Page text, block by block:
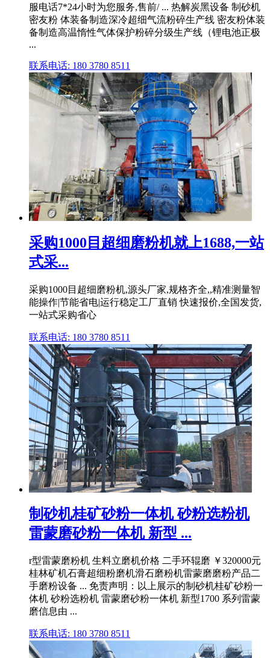
服电话7*24小时为您服务,售前/ ... 热解炭黑设备 制砂机
密友粉 体装备制造深冷超细气流粉碎生产线 密友粉体装
备制造高温惰性气体保护粉碎分级生产线（锂电池正极
...
联系电话: 180 3780 8511
采购1000目超细磨粉机就上1688,一站
式采...
采购1000目超细磨粉机,源头厂家,规格齐全,,精准测量智
能操作|节能省电|运行稳定工厂直销 快速报价,全国发货,
一站式采购省心
联系电话: 180 3780 8511
制砂机桂矿砂粉一体机 砂粉选粉机
雷蒙磨砂粉一体机 新型 ...
r型雷蒙磨粉机 生料立磨机价格 二手环辊磨 ￥320000元
桂林矿机石膏超细粉磨机滑石磨粉机雷蒙磨磨粉产品二
手磨粉设备 ... 免责声明：以上展示的制砂机桂矿砂粉一
体机 砂粉选粉机 雷蒙磨砂粉一体机 新型1700 系列雷蒙
磨信息由 ...
联系电话: 180 3780 8511